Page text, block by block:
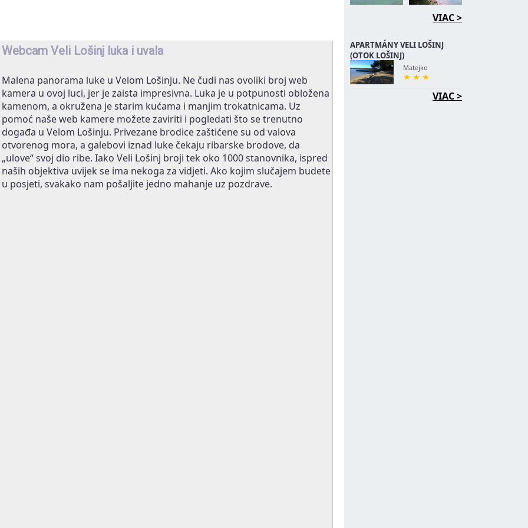
Webcam Veli Lošinj luka i uvala
Malena panorama luke u Velom Lošinju. Ne čudi nas ovoliki broj web
kamera u ovoj luci, jer je zaista impresivna. Luka je u potpunosti obložena
kamenom, a okružena je starim kućama i manjim trokatnicama. Uz
pomoć naše web kamere možete zaviriti i pogledati što se trenutno
događa u Velom Lošinju. Privezane brodice zaštićene su od valova
otvorenog mora, a galebovi iznad luke čekaju ribarske brodove, da
„ulove“ svoj dio ribe. Iako Veli Lošinj broji tek oko 1000 stanovnika, ispred
naših objektiva uvijek se ima nekoga za vidjeti. Ako kojim slučajem budete
u posjeti, svakako nam pošaljite jedno mahanje uz pozdrave.
VIAC >
APARTMÁNY VELI LOŠINJ
(OTOK LOŠINJ)
Matejko
VIAC >